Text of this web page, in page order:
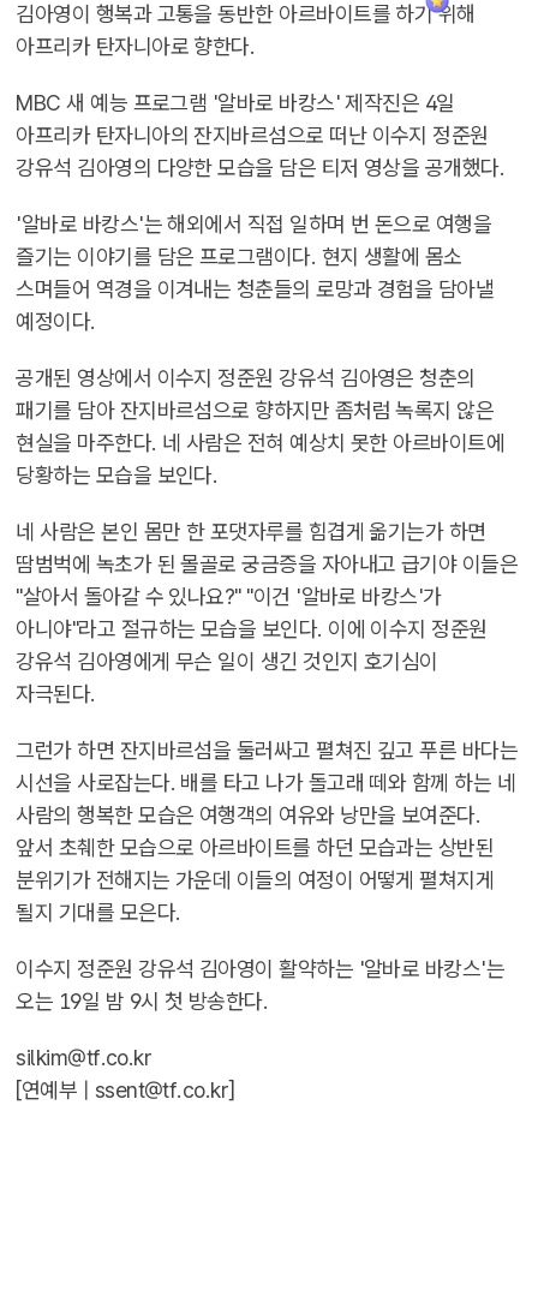
김아영이 행복과 고통을 동반한 아르바이트를 하기 위해
아프리카 탄자니아로 향한다.
MBC 새 예능 프로그램 '알바로 바캉스' 제작진은 4일
아프리카 탄자니아의 잔지바르섬으로 떠난 이수지 정준원
강유석 김아영의 다양한 모습을 담은 티저 영상을 공개했다.
'알바로 바캉스'는 해외에서 직접 일하며 번 돈으로 여행을
즐기는 이야기를 담은 프로그램이다. 현지 생활에 몸소
스며들어 역경을 이겨내는 청춘들의 로망과 경험을 담아낼
예정이다.
공개된 영상에서 이수지 정준원 강유석 김아영은 청춘의
패기를 담아 잔지바르섬으로 향하지만 좀처럼 녹록지 않은
현실을 마주한다. 네 사람은 전혀 예상치 못한 아르바이트에
당황하는 모습을 보인다.
네 사람은 본인 몸만 한 포댓자루를 힘겹게 옮기는가 하면
땀범벅에 녹초가 된 몰골로 궁금증을 자아내고 급기야 이들은
"살아서 돌아갈 수 있나요?" "이건 '알바로 바캉스'가
아니야"라고 절규하는 모습을 보인다. 이에 이수지 정준원
강유석 김아영에게 무슨 일이 생긴 것인지 호기심이
자극된다.
그런가 하면 잔지바르섬을 둘러싸고 펼쳐진 깊고 푸른 바다는
시선을 사로잡는다. 배를 타고 나가 돌고래 떼와 함께 하는 네
사람의 행복한 모습은 여행객의 여유와 낭만을 보여준다.
앞서 초췌한 모습으로 아르바이트를 하던 모습과는 상반된
분위기가 전해지는 가운데 이들의 여정이 어떻게 펼쳐지게
될지 기대를 모은다.
이수지 정준원 강유석 김아영이 활약하는 '알바로 바캉스'는
오는 19일 밤 9시 첫 방송한다.
silkim@tf.co.kr
[연예부 | ssent@tf.co.kr]